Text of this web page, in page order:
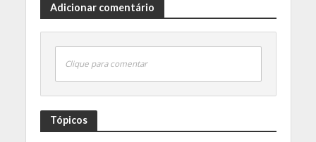
Adicionar comentário
Clique para comentar
Tópicos